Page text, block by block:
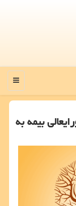
منو
بیمه به